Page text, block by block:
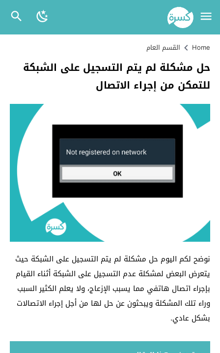
Home القسم العام
حل مشكلة لم يتم التسجيل على الشبكة
للتمكن من إجراء الاتصال
نوضح لكم اليوم حل مشكلة لم يتم التسجيل على الشبكة حيث
يتعرض البعض لمشكلة عدم التسجيل على الشبكة أثناء القيام
بإجراء اتصال هاتفي مما يسبب الإزعاج، ولا يعلم الكثير السبب
وراء تلك المشكلة ويبحثون عن حل لها من أجل إجراء الاتصالات
بشكل عادي.